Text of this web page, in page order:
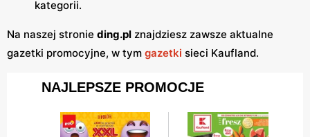
kategorii.
Na naszej stronie ding.pl znajdziesz zawsze aktualne
gazetki promocyjne, w tym gazetki sieci Kaufland.